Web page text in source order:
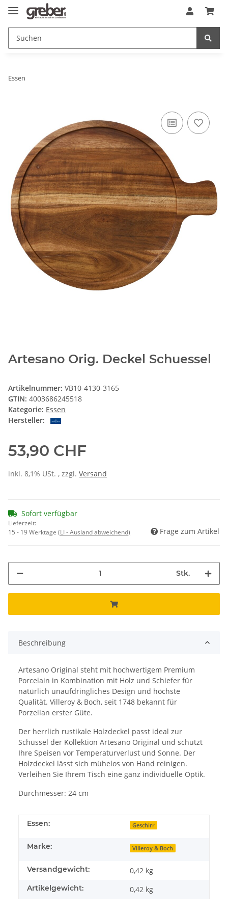
Essen
Artesano Orig. Deckel Schuessel
Artikelnummer: VB10-4130-3165
GTIN: 4003686245518
Kategorie: Essen
Hersteller:
53,90 CHF
inkl. 8,1% USt. , zzgl. Versand
Sofort verfügbar
Lieferzeit:
15 - 19 Werktage (LI - Ausland abweichend) Frage zum Artikel
Stk.
Beschreibung
Artesano Original steht mit hochwertigem Premium
Porcelain in Kombination mit Holz und Schiefer für
natürlich unaufdringliches Design und höchste
Qualität. Villeroy & Boch, seit 1748 bekannt für
Porzellan erster Güte.
Der herrlich rustikale Holzdeckel passt ideal zur
Schüssel der Kollektion Artesano Original und schützt
Ihre Speisen vor Temperaturverlust und Sonne. Der
Holzdeckel lässt sich mühelos von Hand reinigen.
Verleihen Sie Ihrem Tisch eine ganz individuelle Optik.
Durchmesser: 24 cm
Essen: Geschirr
Marke: Villeroy & Boch
Versandgewicht: 0,42 kg
Artikelgewicht: 0,42 kg